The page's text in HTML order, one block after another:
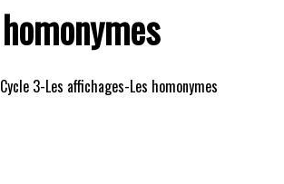
homonymes
Cycle 3-Les affichages-Les homonymes